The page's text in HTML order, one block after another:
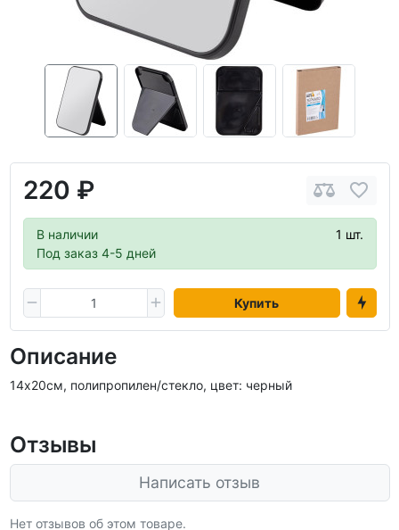
220 ₽
В наличии
1 шт.
Под заказ 4-5 дней
Купить
Описание
14х20см, полипропилен/стекло, цвет: черный
Отзывы
Написать отзыв
Нет отзывов об этом товаре.